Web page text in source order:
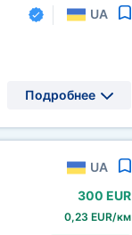
UA
Подробнее
UA
300 EUR
0,23 EUR/км